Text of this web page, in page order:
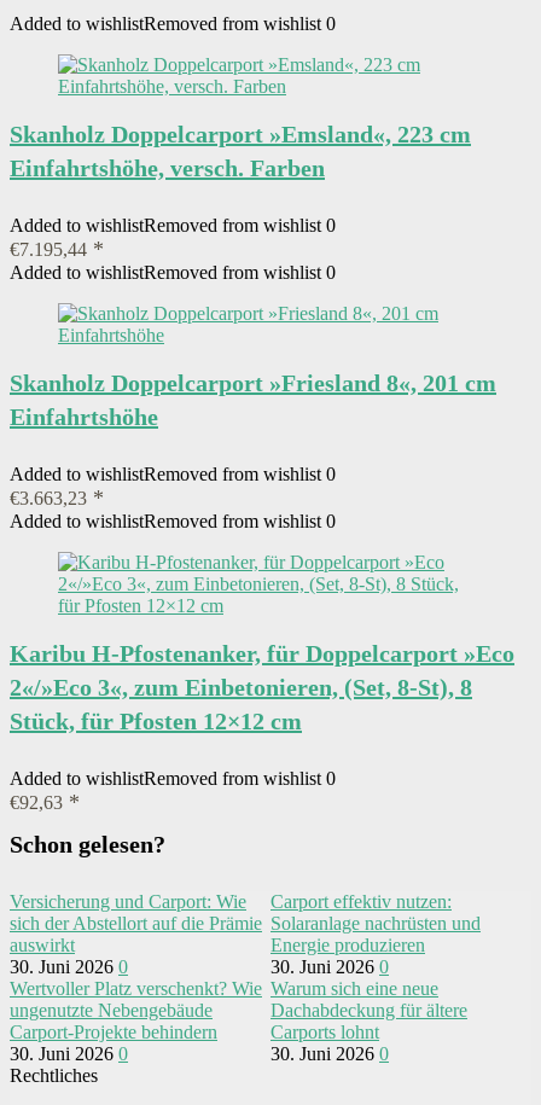
Added to wishlistRemoved from wishlist 0
Skanholz Doppelcarport »Emsland«, 223 cm
Einfahrtshöhe, versch. Farben
Added to wishlistRemoved from wishlist 0
€7.195,44
Added to wishlistRemoved from wishlist 0
Skanholz Doppelcarport »Friesland 8«, 201 cm
Einfahrtshöhe
Added to wishlistRemoved from wishlist 0
€3.663,23
Added to wishlistRemoved from wishlist 0
Karibu H-Pfostenanker, für Doppelcarport »Eco
2«/»Eco 3«, zum Einbetonieren, (Set, 8-St), 8
Stück, für Pfosten 12×12 cm
Added to wishlistRemoved from wishlist 0
€92,63
Schon gelesen?
Versicherung und Carport: Wie
sich der Abstellort auf die Prämie
auswirkt
30. Juni 2026 0
Carport effektiv nutzen:
Solaranlage nachrüsten und
Energie produzieren
30. Juni 2026 0
Wertvoller Platz verschenkt? Wie
ungenutzte Nebengebäude
Carport-Projekte behindern
30. Juni 2026 0
Warum sich eine neue
Dachabdeckung für ältere
Carports lohnt
30. Juni 2026 0
Rechtliches